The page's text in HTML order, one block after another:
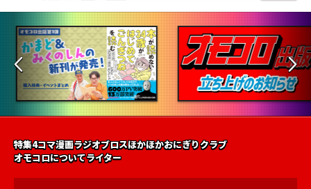
特集4コマ漫画ラジオブロスほかほかおにぎりクラブ
オモコロについてライター